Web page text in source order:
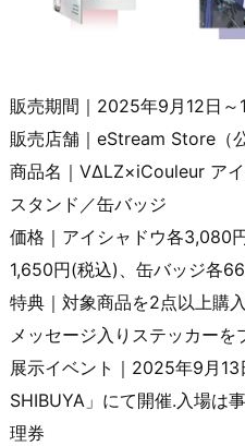
販売期間｜2025年9月12日～
販売店舗｜eStream Store（
商品名｜VΔLZ×iCouleur ア
スタンド／缶バッジ
価格｜アイシャドウ各3,080
1,650円(税込)、缶バッジ各
特典｜対象商品を2点以上購
メッセージ入りステッカーを
展示イベント｜2025年9月
SHIBUYA」にて開催.入場は
理券